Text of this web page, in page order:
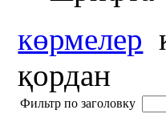
көрмелер
қордан
Фильтр по заголовку